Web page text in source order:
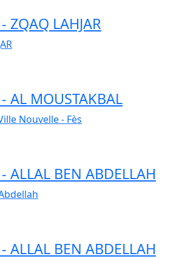
ZQAQ LAHJAR
AL MOUSTAKBAL
Nouvelle - Fès
ALLAL BEN ABDELLAH
ALLAL BEN ABDELLAH